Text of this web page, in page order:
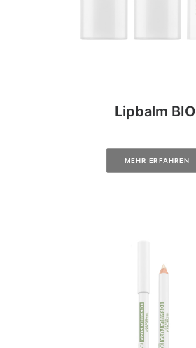
Lipbalm BIO
MEHR ERFAHREN